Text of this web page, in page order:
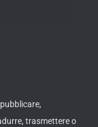
trasmettere o